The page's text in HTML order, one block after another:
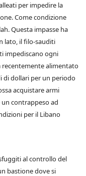
per impedire la
Come condizione
Questa impasse ha
lato, il filo-sauditi
impediscano ogni
recentemente alimentato
di dollari per un periodo
acquistare armi
un contrappeso ad
per il Libano
al controllo del
bastione dove si